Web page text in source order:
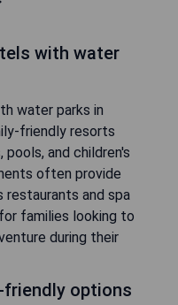
with water
water parks in
friendly resorts
and children's
often provide
restaurants and spa
families looking to
during their
friendly options